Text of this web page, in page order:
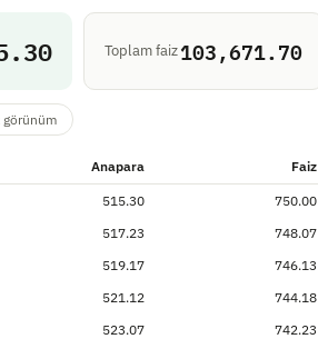
Toplam faiz103,671.70
görünüm
Anapara Faiz
515.30 750.00
517.23 748.07
519.17 746.13
521.12 744.18
523.07 742.23